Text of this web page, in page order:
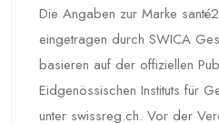
Die Angaben zur Marke
eingetragen durch SWICA
basieren auf der offiziellen
Eidgenössischen Instituts für
unter swissreg.ch. Vor der